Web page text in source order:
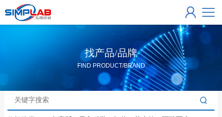
找产品/品牌
FIND PRODUCT/BRAND